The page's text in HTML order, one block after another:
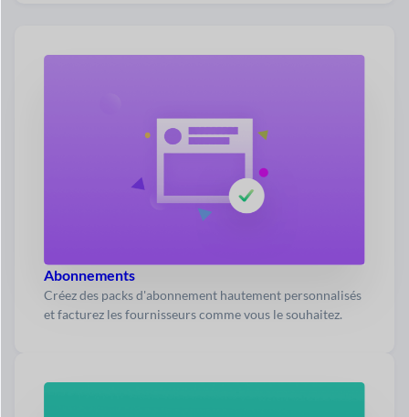
Abonnements
Créez des packs d'abonnement hautement personnalisés
et facturez les fournisseurs comme vous le souhaitez.